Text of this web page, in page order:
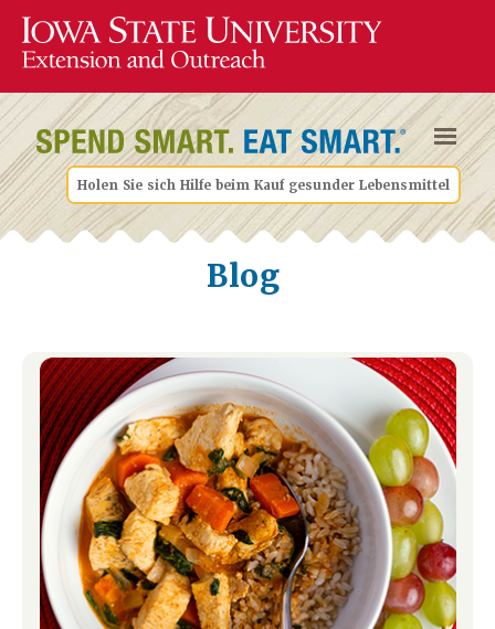
Holen Sie sich Hilfe beim Kauf gesunder Lebensmittel
Blog